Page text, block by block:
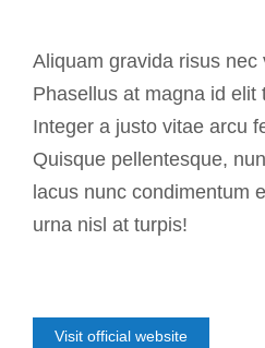
Aliquam gravida risus nec
Phasellus at magna id elit
Integer a justo vitae arcu
Quisque pellentesque,
lacus nunc condimentum
urna nisl at turpis!
Visit official website